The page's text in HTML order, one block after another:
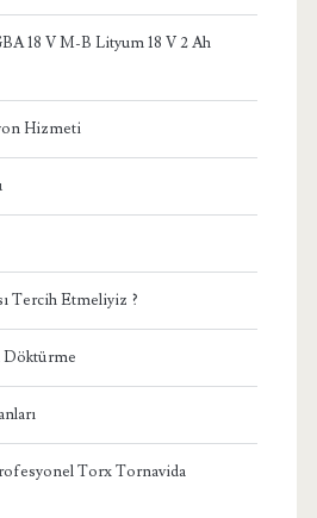
18 V M-B Lityum 18 V 2 Ah
Hizmeti
Tercih Etmeliyiz ?
Döktürme
Torx Tornavida